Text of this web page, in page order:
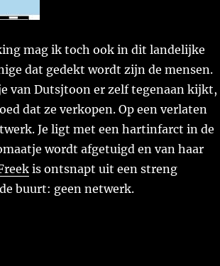
mag ik toch ook in dit landelijke
dat gedekt wordt zijn de mensen.
van Dutsjtoon er zelf tegenaan kijkt,
dat ze verkopen. Op een verlaten
Je ligt met een hartinfarct in de
wordt afgetuigd en van haar
is ontsnapt uit een streng
buurt: geen netwerk.